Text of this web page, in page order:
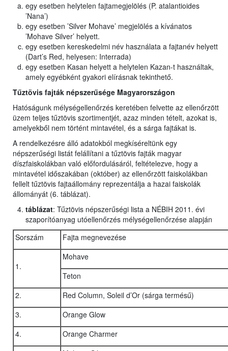
egy esetben helytelen fajtamegjelölés (P. atalantioides
’Nana’)
egy esetben ’Silver Mohave’ megjelölés a kívánatos
’Mohave Silver’ helyett.
egy esetben kereskedelmi név használata a fajtanév helyett
(Dart’s Red, helyesen: Interrada)
egy esetben Kasan helyett a helytelen Kazan-t használtak,
amely egyébként gyakori elírásnak tekinthető.
Tűztövis fajták népszerűsége Magyarországon
Hatóságunk mélységellenőrzés keretében felvette az ellenőrzött
üzem teljes tűztövis szortimentjét, azaz minden tételt, azokat is,
amelyekből nem történt mintavétel, és a sárga fajtákat is.
A rendelkezésre álló adatokból megkíséreltünk egy
népszerűségi listát felállítani a tűztövis fajták magyar
díszfaiskolákban való előfordulásáról, feltételezve, hogy a
mintavétel időszakában (október) az ellenőrzött faiskolákban
fellelt tűztövis fajtaállomány reprezentálja a hazai faiskolák
állományát (6. táblázat).
táblázat: Tűztövis népszerűségi lista a NÉBIH 2011. évi
szaporítóanyag utóellenőrzés mélységellenőrzése alapján
Sorszám
Fajta megnevezése
1.
Mohave
Teton
2.
Red Column, Soleil d’Or (sárga termésű)
3.
Orange Glow
4.
Orange Charmer